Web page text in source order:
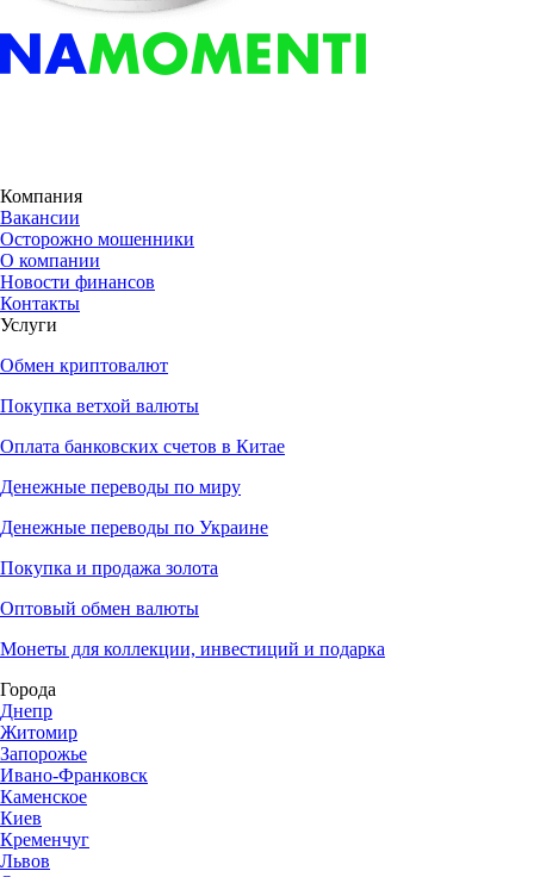
Компания
Вакансии
Осторожно мошенники
О компании
Новости финансов
Контакты
Услуги
Обмен криптовалют
Покупка ветхой валюты
Оплата банковских счетов в Китае
Денежные переводы по миру
Денежные переводы по Украине
Покупка и продажа золота
Оптовый обмен валюты
Монеты для коллекции, инвестиций и подарка
Города
Днепр
Житомир
Запорожье
Ивано-Франковск
Каменское
Киев
Кременчуг
Львов